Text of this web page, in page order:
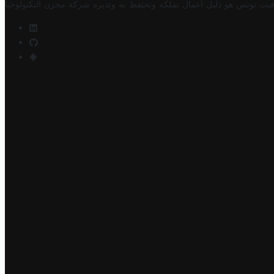
تونس هو دليل أعمال تملكه وتحتفظ به وتديره شركة مخزن التكنولوجيا